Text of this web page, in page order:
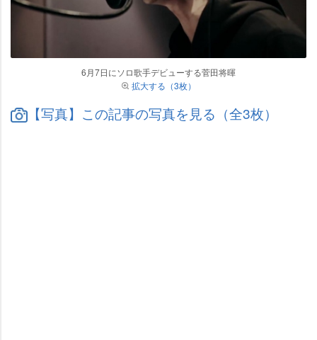
6月7日にソロ歌手デビューする菅田将暉
拡大する（3枚）
【写真】この記事の写真を見る（全3枚）